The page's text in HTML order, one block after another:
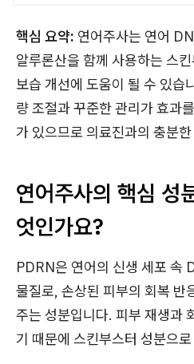
핵심 요약: 연어주사는 연어
알루론산을 함께 사용하는 스
보습 개선에 도움이 될 수 있습
량 조절과 꾸준한 관리가 효과
가 있으므로 의료진과의 충분
연어주사의 핵심 성
엇인가요?
PDRN은 연어의 신생 세포 속
물질로, 손상된 피부의 회복 반
주는 성분입니다. 피부 재생과
기 때문에 스킨부스터 성분으